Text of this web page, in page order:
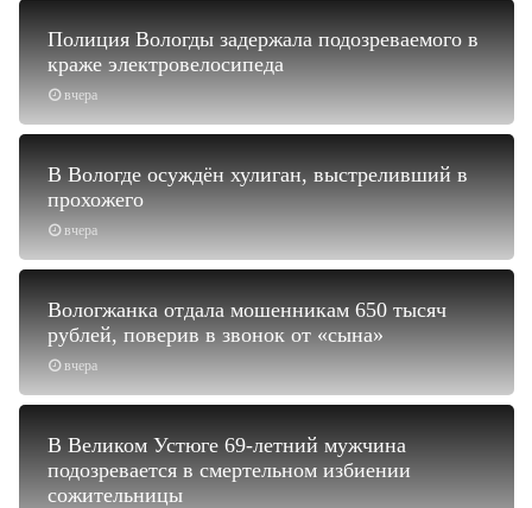
вчера
Полиция Вологды задержала подозреваемого в
краже электровелосипеда
вчера
В Вологде осуждён хулиган, выстреливший в
прохожего
вчера
Вологжанка отдала мошенникам 650 тысяч
рублей, поверив в звонок от «сына»
В Великом Устюге 69-летний мужчина
подозревается в смертельном избиении
сожительницы